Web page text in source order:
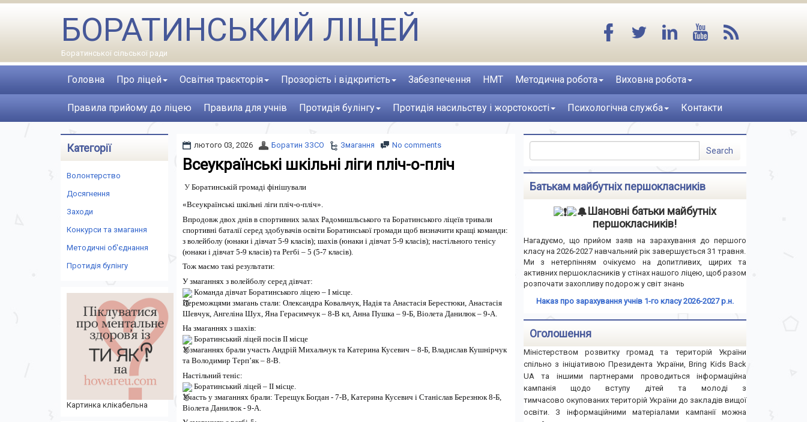
БОРАТИНСЬКИЙ ЛІЦЕЙ
Боратинської сільської ради
Головна Про ліцей Освітня траєкторія Прозорість і відкритість Забезпечення НМТ Методична робота Виховна робота
Правила прийому до ліцею Правила для учнів Протидія булінгу Протидія насильству і жорстокості Психологічна служба Контакти
лютого 03, 2026 Боратин ЗЗСО Змагання No comments
Всеукраїнські шкільні ліги пліч-о-пліч
УБоратинській громаді фінішували
«Всеукраїнські шкільні ліги пліч-о-пліч».
Впродовж двох днів в спортивних залах Радомишльського та Боратинського ліцеїв тривали
спортивні баталії серед здобувачів освіти Боратинської громади щоб визначити кращі команди:
з волейболу (юнаки і дівчат 5-9 класів); шахів (юнаки і дівчат 5-9 класів); настільного тенісу
(юнаки і дівчат 5-9 класів) та Регбі – 5 (5-7 класів).
Тож маємо такі результати:
У змаганнях з волейболу серед дівчат:
Команда дівчат Боратинського ліцею – І місце.
Переможцями змагань стали: Олександра Ковальчук, Надія та Анастасія Берестюки, Анастасія
Шевчук, Ангеліна Шух, Яна Герасимчук – 8-В кл, Анна Пушка – 9-Б, Віолета Данилюк – 9-А.
На змаганнях з шахів:
Боратинський ліцей посів ІІ місце
У змаганнях брали участь Андрій Михальчук та Катерина Кусевич – 8-Б, Владислав Кушнірчук
та Володимир Терпʼяк – 8-В.
Настільний теніс:
Боратинський ліцей – ІІ місце.
Участь у змаганнях брали: Терещук Богдан - 7-В, Катерина Кусевич і Станіслав Березнюк 8-Б,
Віолета Данилюк - 9-А.
Категорії
Волонтерство
Досягнення
Заходи
Конкурси та змагання
Методичні об'єднання
Протидія булінгу
Картинка клікабельна
Батькам майбутніх першокласників
Шановні батьки майбутніх
першокласників!
Нагадуємо, що прийом заяв на зарахування до першого
класу на 2026-2027 навчальний рік завершується 31 травня.
Ми з нетерпінням очікуємо на допитливих, щирих та
активних першокласників у стінах нашого ліцею, щоб разом
розпочати захопливу подорож у світ знань
Наказ про зарахування учнів 1-го класу 2026-2027 р.н.
Оголошення
Міністерством розвитку громад та територій України
спільно з ініціативою Президента України, Bring Kids Back
UA та іншими партнерами проводиться інформаційна
кампанія щодо вступу дітей та молоді з
тимчасово окупованих територій України до закладів вищої
освіти. З інформаційними матеріалами кампанії можна